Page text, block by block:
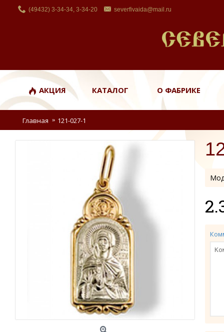
(49432) 3-34-34, 3-34-20 severfivaida@mail.ru
АКЦИЯ КАТАЛОГ О ФАБРИКЕ
Главная 121-027-1